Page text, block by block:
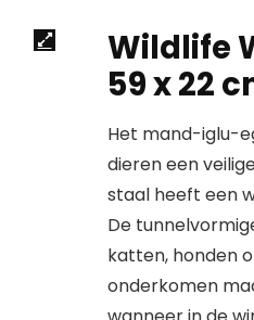
Wildlife
59 x 22
Het mand-iglu-
dieren een
staal heeft een
De
katten, honden
onderkomen